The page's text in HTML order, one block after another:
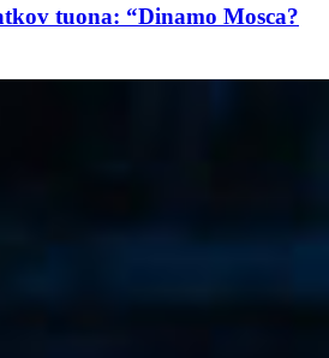
tuona: “Dinamo Mosca?